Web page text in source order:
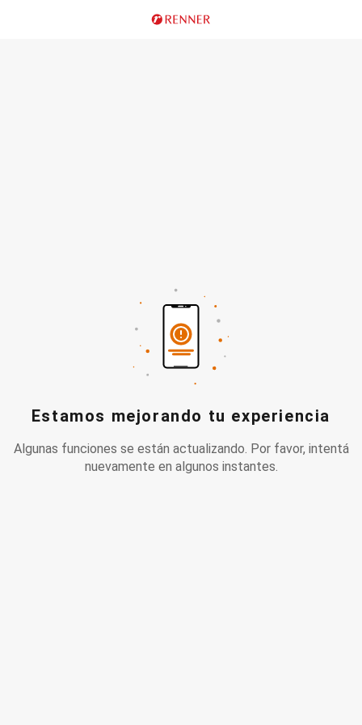
Estamos mejorando tu experiencia
Algunas funciones se están actualizando. Por favor, intentá
nuevamente en algunos instantes.